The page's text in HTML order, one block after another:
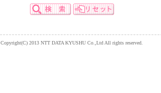
Copyright(C) 2013 NTT DATA KYUSHU Co.,Ltd All rights reserved.